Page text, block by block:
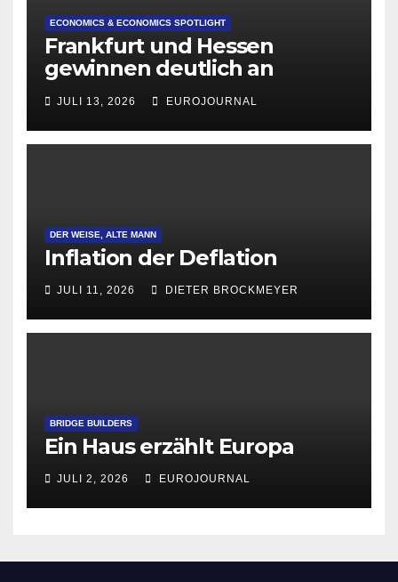
ECONOMICS & ECONOMICS SPOTLIGHT
Frankfurt und Hessen
gewinnen deutlich an
Attraktivität für Startup-
Gründungen
JULI 13, 2026 EUROJOURNAL
DER WEISE, ALTE MANN
Inflation der Deflation
JULI 11, 2026 DIETER BROCKMEYER
BRIDGE BUILDERS
Ein Haus erzählt Europa
JULI 2, 2026 EUROJOURNAL